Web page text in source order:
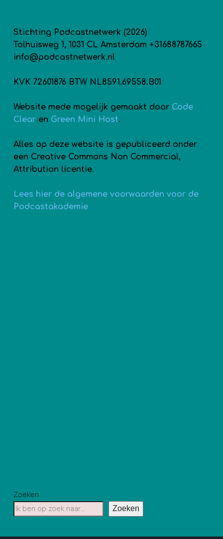
Stichting Podcastnetwerk (2026)
Tolhuisweg 1, 1031 CL Amsterdam +31688787665
info@podcastnetwerk.nl
KVK 72601876 BTW NL8591.69558.B01
Website mede mogelijk gemaakt door Code
Clearen Green Mini Host.
Alles op deze website is gepubliceerd onder
een Creative Commons Non Commercial,
Attribution licentie.
Lees hier de algemene voorwaarden voor de
Podcastakademie
Zoeken
Zoeken